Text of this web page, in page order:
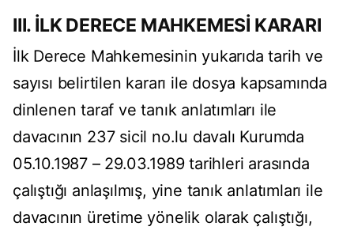
III. İLK DERECE MAHKEMESİ KARARI
İlk Derece Mahkemesinin yukarıda tarih ve
sayısı belirtilen kararı ile dosya kapsamında
dinlenen taraf ve tanık anlatımları ile
davacının 237 sicil no.lu davalı Kurumda
05.10.1987 – 29.03.1989 tarihleri arasında
çalıştığı anlaşılmış, yine tanık anlatımları ile
davacının üretime yönelik olarak çalıştığı,